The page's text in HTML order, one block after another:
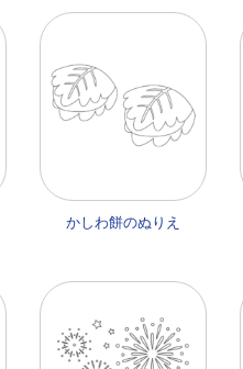
かしわ餅のぬりえ